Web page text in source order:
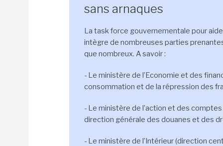
sans arnaques
La task force gouvernementale pour
intègre de nombreuses parties
que nombreux. A savoir :
- Le ministère de l’Economie et des
consommation et de la répression des
- Le ministère de l’action et des
direction générale des douanes et des
- Le ministère de l’Intérieur (direction